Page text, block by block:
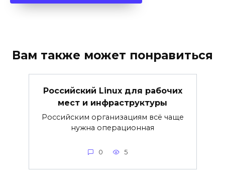
Вам также может понравиться
Российский Linux для рабочих
мест и инфраструктуры
Российским организациям всё чаще
нужна операционная
0 5